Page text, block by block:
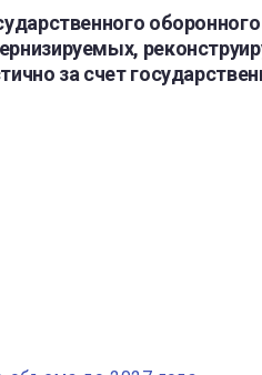
оборонного
за счет